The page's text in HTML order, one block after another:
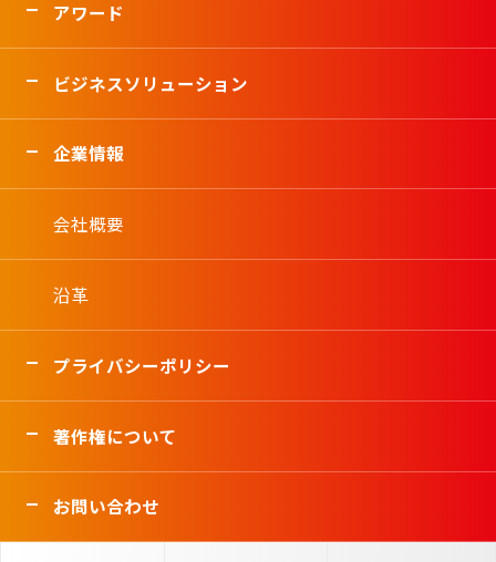
アワード
ビジネスソリューション
企業情報
会社概要
沿革
プライバシーポリシー
著作権について
お問い合わせ